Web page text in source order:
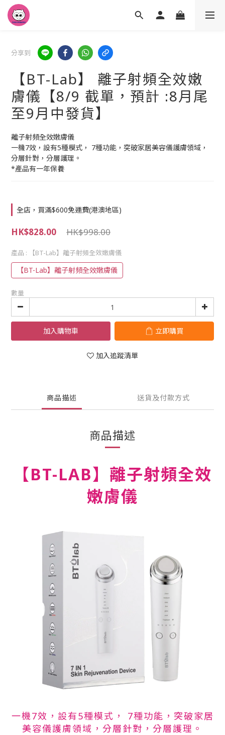
分享到
【BT-Lab】 離子射頻全效嫩
膚儀【8/9 截單，預計 :8月尾
至9月中發貨】
離子射頻全效嫩膚儀
一機7效，設有5種模式， 7種功能，突破家居美容儀護膚領域，
分層針對，分層護理。
*產品有一年保養
全店，買滿$600免運費(港澳地區)
HK$998.00
HK$828.00
產品 : 【BT-Lab】離子射頻全效嫩膚儀
【BT-Lab】離子射頻全效嫩膚儀
數量
加入購物車 立即購買
加入追蹤清單
商品描述 送貨及付款方式
商品描述
【BT-LAB】離子射頻全效
嫩膚儀
一機7效，設有5種模式， 7種功能，突破家居
美容儀護膚領域，分層針對，分層護理。